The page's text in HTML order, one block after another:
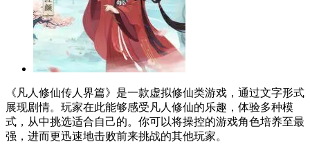
《凡人修仙传人界篇》是一款虚拟修仙类游戏，通过文字形式
展现剧情。玩家在此能够感受凡人修仙的乐趣，体验多种模
式，从中挑选适合自己的。你可以将操控的游戏角色培养至最
强，进而更迅速地击败前来挑战的其他玩家。